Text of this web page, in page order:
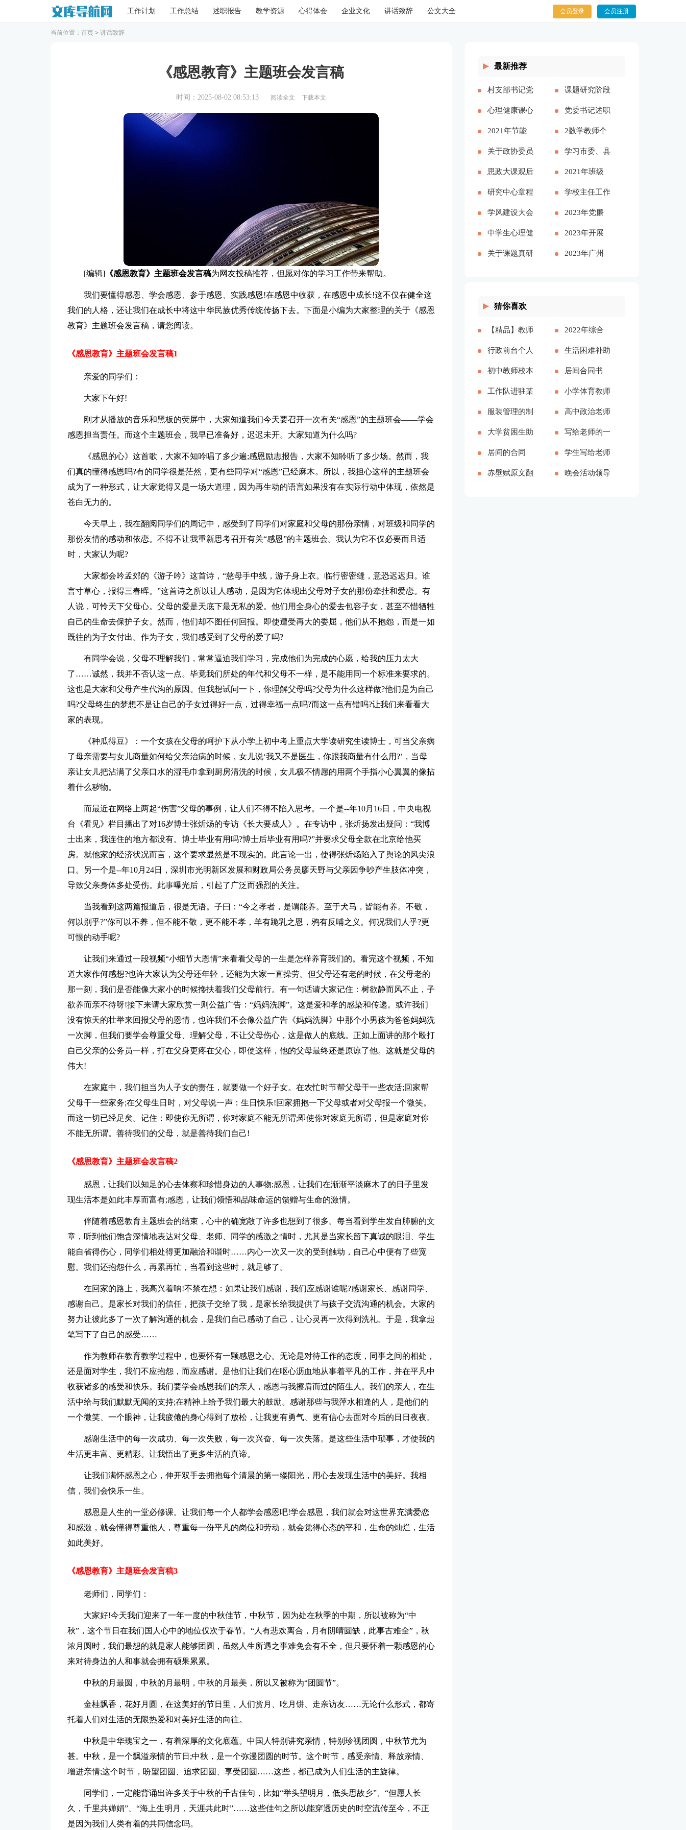
工作计划 工作总结 述职报告 教学资源 心得体会 企业文化 讲话致辞 公文大全 会员登录 会员注册
当前位置： 首页 > 讲话致辞
《感恩教育》主题班会发言稿
时间：2025-08-02 08:53:13 阅读全文 下载本文
[编辑]《感恩教育》主题班会发言稿为网友投稿推荐，但愿对你的学习工作带来帮助。
我们要懂得感恩、学会感恩、参于感恩、实践感恩!在感恩中收获，在感恩中成长!这不仅在健全这
我们的人格，还让我们在成长中将这中华民族优秀传统传扬下去。下面是小编为大家整理的关于《感恩
教育》主题班会发言稿，请您阅读。
《感恩教育》主题班会发言稿1
亲爱的同学们：
大家下午好!
刚才从播放的音乐和黑板的荧屏中，大家知道我们今天要召开一次有关“感恩”的主题班会——学会
感恩担当责任。而这个主题班会，我早已准备好，迟迟未开。大家知道为什么吗?
《感恩的心》这首歌，大家不知吟唱了多少遍;感恩励志报告，大家不知聆听了多少场。然而，我
们真的懂得感恩吗?有的同学很是茫然，更有些同学对“感恩”已经麻木。所以，我担心这样的主题班会
成为了一种形式，让大家觉得又是一场大道理，因为再生动的语言如果没有在实际行动中体现，依然是
苍白无力的。
今天早上，我在翻阅同学们的周记中，感受到了同学们对家庭和父母的那份亲情，对班级和同学的
那份友情的感动和依恋。不得不让我重新思考召开有关“感恩”的主题班会。我认为它不仅必要而且适
时，大家认为呢?
大家都会吟孟郊的《游子吟》这首诗，“慈母手中线，游子身上衣。临行密密缝，意恐迟迟归。谁
言寸草心，报得三春晖。”这首诗之所以让人感动，是因为它体现出父母对子女的那份牵挂和爱恋。有
人说，可怜天下父母心。父母的爱是天底下最无私的爱。他们用全身心的爱去包容子女，甚至不惜牺牲
自己的生命去保护子女。然而，他们却不图任何回报。即使遭受再大的委屈，他们从不抱怨，而是一如
既往的为子女付出。作为子女，我们感受到了父母的爱了吗?
有同学会说，父母不理解我们，常常逼迫我们学习，完成他们为完成的心愿，给我的压力太大
了……诚然，我并不否认这一点。毕竟我们所处的年代和父母不一样，是不能用同一个标准来要求的。
这也是大家和父母产生代沟的原因。但我想试问一下，你理解父母吗?父母为什么这样做?他们是为自己
吗?父母终生的梦想不是让自己的子女过得好一点，过得幸福一点吗?而这一点有错吗?让我们来看看大
家的表现。
《种瓜得豆》：一个女孩在父母的呵护下从小学上初中考上重点大学读研究生读博士，可当父亲病
了母亲需要与女儿商量如何给父亲治病的时候，女儿说‘我又不是医生，你跟我商量有什么用?’，当母
亲让女儿把沾满了父亲口水的湿毛巾拿到厨房清洗的时候，女儿极不情愿的用两个手指小心翼翼的像拈
着什么秽物。
而最近在网络上两起“伤害”父母的事例，让人们不得不陷入思考。一个是--年10月16日，中央电视
台《看见》栏目播出了对16岁博士张炘炀的专访《长大要成人》。在专访中，张炘扬发出疑问：“我博
士出来，我连住的地方都没有。博士毕业有用吗?博士后毕业有用吗?”并要求父母全款在北京给他买
房。就他家的经济状况而言，这个要求显然是不现实的。此言论一出，使得张炘炀陷入了舆论的风尖浪
口。另一个是--年10月24日，深圳市光明新区发展和财政局公务员廖天野与父亲因争吵产生肢体冲突，
导致父亲身体多处受伤。此事曝光后，引起了广泛而强烈的关注。
当我看到这两篇报道后，很是无语。子曰：“今之孝者，是谓能养。至于犬马，皆能有养。不敬，
何以别乎?”你可以不养，但不能不敬，更不能不孝，羊有跪乳之恩，鸦有反哺之义。何况我们人乎?更
可恨的动手呢?
让我们来通过一段视频“小细节大恩情”来看看父母的一生是怎样养育我们的。看完这个视频，不知
道大家作何感想?也许大家认为父母还年轻，还能为大家一直操劳。但父母还有老的时候，在父母老的
那一刻，我们是否能像大家小的时候搀扶着我们父母前行。有一句话请大家记住：树欲静而风不止，子
欲养而亲不待呀!接下来请大家欣赏一则公益广告：“妈妈洗脚”。这是爱和孝的感染和传递。或许我们
没有惊天的壮举来回报父母的恩情，也许我们不会像公益广告《妈妈洗脚》中那个小男孩为爸爸妈妈洗
一次脚，但我们要学会尊重父母、理解父母，不让父母伤心，这是做人的底线。正如上面讲的那个殴打
自己父亲的公务员一样，打在父身更疼在父心，即使这样，他的父母最终还是原谅了他。这就是父母的
伟大!
在家庭中，我们担当为人子女的责任，就要做一个好子女。在农忙时节帮父母干一些农活;回家帮
父母干一些家务;在父母生日时，对父母说一声：生日快乐!回家拥抱一下父母或者对父母报一个微笑。
而这一切已经足矣。记住：即使你无所谓，你对家庭不能无所谓;即使你对家庭无所谓，但是家庭对你
不能无所谓。善待我们的父母，就是善待我们自己!
《感恩教育》主题班会发言稿2
感恩，让我们以知足的心去体察和珍惜身边的人事物;感恩，让我们在渐渐平淡麻木了的日子里发
现生活本是如此丰厚而富有;感恩，让我们领悟和品味命运的馈赠与生命的激情。
伴随着感恩教育主题班会的结束，心中的确宽敞了许多也想到了很多。每当看到学生发自肺腑的文
章，听到他们饱含深情地表达对父母、老师、同学的感激之情时，尤其是当家长留下真诚的眼泪、学生
能自省得伤心，同学们相处得更加融洽和谐时……内心一次又一次的受到触动，自己心中便有了些宽
慰。我们还抱怨什么，再累再忙，当看到这些时，就足够了。
在回家的路上，我高兴着呐!不禁在想：如果让我们感谢，我们应感谢谁呢?感谢家长、感谢同学、
感谢自己。是家长对我们的信任，把孩子交给了我，是家长给我提供了与孩子交流沟通的机会。大家的
努力让彼此多了一次了解沟通的机会，是我们自己感动了自己，让心灵再一次得到洗礼。于是，我拿起
笔写下了自己的感受……
作为教师在教育教学过程中，也要怀有一颗感恩之心。无论是对待工作的态度，同事之间的相处，
还是面对学生，我们不应抱怨，而应感谢。是他们让我们在呕心沥血地从事着平凡的工作，并在平凡中
收获诸多的感受和快乐。我们要学会感恩我们的亲人，感恩与我擦肩而过的陌生人。我们的亲人，在生
活中给与我们默默无闻的支持;在精神上给予我们最大的鼓励。感谢那些与我萍水相逢的人，是他们的
一个微笑、一个眼神，让我疲倦的身心得到了放松，让我更有勇气、更有信心去面对今后的日日夜夜。
感谢生活中的每一次成功、每一次失败，每一次兴奋、每一次失落。是这些生活中琐事，才使我的
生活更丰富、更精彩。让我悟出了更多生活的真谛。
让我们满怀感恩之心，伸开双手去拥抱每个清晨的第一缕阳光，用心去发现生活中的美好。我相
信，我们会快乐一生。
感恩是人生的一堂必修课。让我们每一个人都学会感恩吧!学会感恩，我们就会对这世界充满爱恋
和感激，就会懂得尊重他人，尊重每一份平凡的岗位和劳动，就会觉得心态的平和，生命的灿烂，生活
如此美好。
《感恩教育》主题班会发言稿3
老师们，同学们：
大家好!今天我们迎来了一年一度的中秋佳节，中秋节，因为处在秋季的中期，所以被称为“中
秋”，这个节日在我们国人心中的地位仅次于春节。“人有悲欢离合，月有阴晴圆缺，此事古难全”，秋
浓月圆时，我们最想的就是家人能够团圆，虽然人生所遇之事难免会有不全，但只要怀着一颗感恩的心
来对待身边的人和事就会拥有硕果累累。
中秋的月最圆，中秋的月最明，中秋的月最美，所以又被称为“团圆节”。
金桂飘香，花好月圆，在这美好的节日里，人们赏月、吃月饼、走亲访友……无论什么形式，都寄
托着人们对生活的无限热爱和对美好生活的向往。
中秋是中华瑰宝之一，有着深厚的文化底蕴。中国人特别讲究亲情，特别珍视团圆，中秋节尤为
甚。中秋，是一个飘溢亲情的节日;中秋，是一个弥漫团圆的时节。这个时节，感受亲情、释放亲情、
增进亲情;这个时节，盼望团圆、追求团圆、享受团圆……这些，都已成为人们生活的主旋律。
同学们，一定能背诵出许多关于中秋的千古佳句，比如“举头望明月，低头思故乡”、“但愿人长
久，千里共婵娟”、“海上生明月，天涯共此时”……这些佳句之所以能穿透历史的时空流传至今，不正
是因为我们人类有着的共同信念吗。
最新推荐
村支部书记党
建报告多篇
课题研究阶段
总结【精品多
篇】
心理健康课心
得多篇
党委书记述职
述廉报告多篇
2021年节能
工作计划和工
作思路
2数学教师个
人述职报告
2023参考多
篇
关于政协委员
履职情况的调
研报告
学习市委、县
委全会精神心
得体会——始
终不渝人民至
上立足岗位履
职尽责
思政大课观后
感分享主题班
会总结
2021年班级
团支书述职报
告
研究中心章程 学校主任工作
总结多篇
学风建设大会
演讲稿【精品
多篇】
2023年党廉
工作报告多篇
中学生心理健
康教育心得体
2023年开展
大兴调查研究
关于课题真研 2023年广州
猜你喜欢
【精品】教师
实习总结模板
集锦七篇[本
文共13000字]
2022年综合
办公室工作计
划[本文共
2143字]
行政前台个人
年度工作总结
（多篇）[本
文共17057字]
生活困难补助
申请书精品多
篇[本文共
4898字]
初中教师校本
培训心得体会
多篇[本文共
8271字]
居间合同书
(精选15篇)
[本文共21860
字]
工作队进驻某
村脱贫攻坚工
作总结[本文
共2512字]
小学体育教师
年度考核个人
工作总结多篇
[本文共6329
字]
服装管理的制
度多篇[本文
共5173字]
高中政治老师
教学反思[本
文共4424字]
大学贫困生助
学金申请书精
品多篇[本文
写给老师的一
封感谢信作文
精品多篇[本
居间的合同
【推荐】[本
学生写给老师
的颁奖词100
赤壁赋原文翻 晚会活动领导